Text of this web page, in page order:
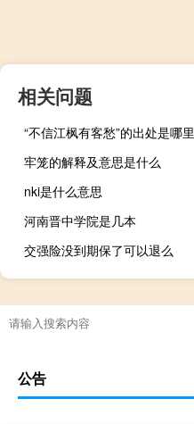
相关问题
“不信江枫有客愁”的出处是哪里
牢笼的解释及意思是什么
nki是什么意思
河南晋中学院是几本
交强险没到期保了可以退么
公告